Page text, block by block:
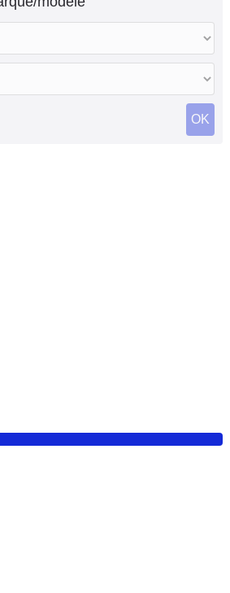
technologies embarquées jamais
à faire trembler les
Pullman. On vérifie ?
OK